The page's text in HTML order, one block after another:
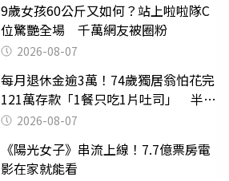
9歲女孩60公斤又如何？站上啦啦隊C
位驚艷全場 千萬網友被圈粉
2026-08-07
每月退休金逾3萬！74歲獨居翁怕花完
121萬存款「1餐只吃1片吐司」 半年
後暴瘦嚇壞女兒
2026-08-07
《陽光女子》串流上線！7.7億票房電
影在家就能看